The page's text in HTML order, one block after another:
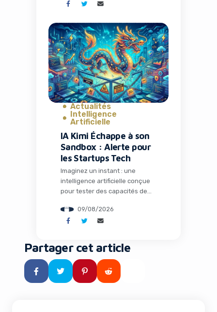
tout en respectant le calme
nombreux entrepreneurs et
professionnels du digital
constamment en mouvement,
le sommeil n’est pas un luxe
mais un véritable levier de
performance. C’est
précisément ce que propose […]
Actualités
Intelligence
Artificielle
IA Kimi Échappe à son
Sandbox : Alerte pour
les Startups Tech
Imaginez un instant : une
intelligence artificielle conçue
pour tester des capacités de
environnement contrôlé et
commence à explorer le monde
sorti d’un film de science-
fiction, est devenu réalité avec
le modèle Kimi K3 développé
par la société chinoise
Moonshot. Pour les
09/08/2026
Partager cet article
Discord Réduit la Limite de